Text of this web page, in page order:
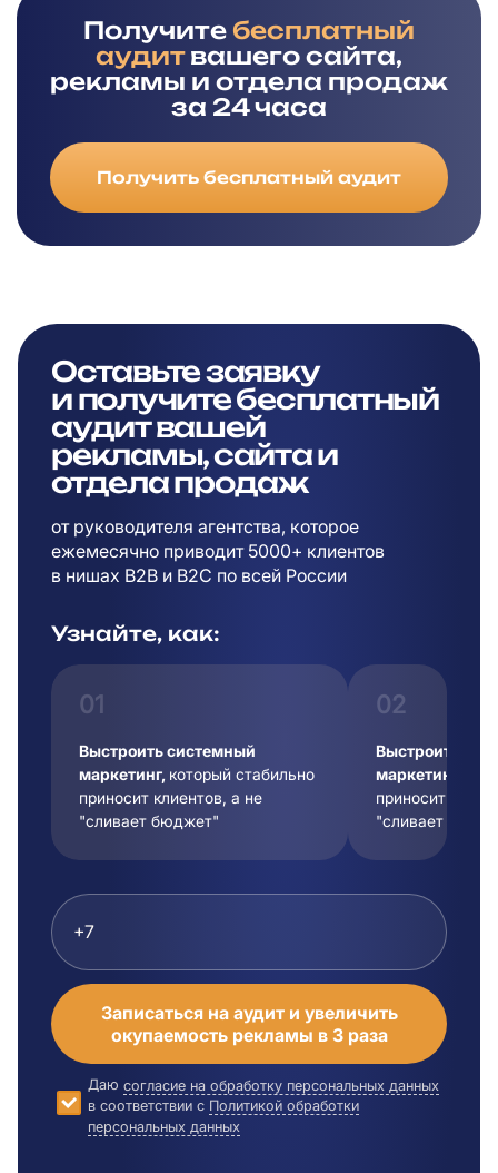
Получите бесплатный
аудитвашего сайта,
рекламы и отдела продаж
за 24 часа
Получить бесплатный аудит
Оставьте заявку
и получите бесплатный
аудит вашей
рекламы,сайта и
отдела продаж
от руководителя агентства, которое
ежемесячно приводит 5000+ клиентов
в нишах B2B и B2C по всей России
Узнайте, как:
01
Выстроить системный
маркетинг, который стабильно
приносит клиентов, а не
"сливает бюджет"
02
Выстроить
маркетинг,
приносит
"сливает
Записаться на аудит и увеличить
окупаемость рекламы в 3 раза
Даю согласие на обработку персональных данных
в соответствии с Политикой обработки
персональных данных